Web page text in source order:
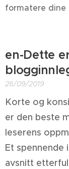
formatere dine
en-Dette
26/09/2019
Korte og
er den beste
leserens
Et spennende
avsnitt